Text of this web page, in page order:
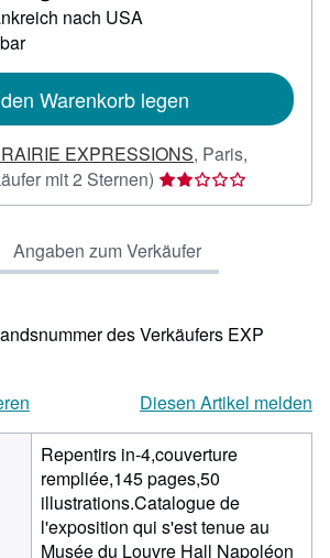
Informationen
nach USA
Warenkorb legen
EXPRESSIONS, Paris,
mit 2 Sternen) Verkäuferbewertung
2
5
Sternen
Angaben zum Verkäufer
des Verkäufers EXP
Diesen Artikel melden
Repentirs in-4,couverture
rempliée,145 pages,50
illustrations.Catalogue de
l'exposition qui s'est tenue au
Musée du Louvre Hall Napoléon